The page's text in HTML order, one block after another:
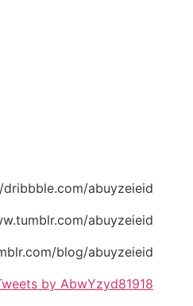
abuyzeieid
abuyzeieid
blog/abuyzeieid
by AbwYzyd81918